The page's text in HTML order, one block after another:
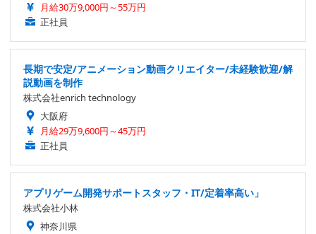
月給30万9,000円～55万円
正社員
長期で安定/アニメーション動画クリエイター/未経験歓迎/解
説動画を制作
株式会社enrich technology
大阪府
月給29万9,600円～45万円
正社員
アプリゲーム開発サポートスタッフ・IT/定着率高い」
株式会社小林
神奈川県